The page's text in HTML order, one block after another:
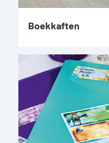
Boekkaften